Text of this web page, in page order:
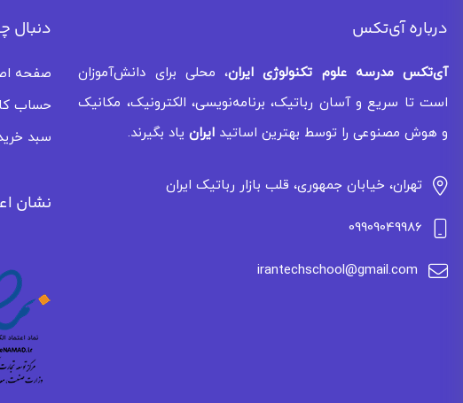
درباره آی‌تکس
آی‌تکس مدرسه علوم تکنولوژی ایران، محلی برای دانش‌آموزان
است تا سریع و آسان رباتیک، برنامه‌نویسی، الکترونیک، مکانیک
و هوش مصنوعی را توسط بهترین اساتید ایران یاد بگیرند.
تهران، خیابان جمهوری، قلب بازار رباتیک ایران
09909049986
irantechschool@gmail.com
دنبال
صفحه
حساب
سبد
نشان